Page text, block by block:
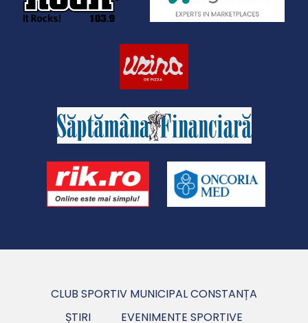
CLUB SPORTIV MUNICIPAL CONSTANȚA
ȘTIRI
EVENIMENTE SPORTIVE